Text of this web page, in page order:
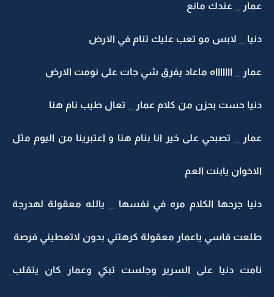
_ عندك مانع
_ لابس مو تعب عليك تنام في الارض
_ اااااااه ماعاد يفرق شي جات على نومت الارض
حست بحزن من كلام عمار _ تعال طيب نام هنا
_ تصبحي على خير انا بنام هنا و اعتبرينا من اليوم مثل
يابنت العم
جرحها الكلام مره في نفسها _ يالله معقولة لهدرجة
قاسي ياعمار معقولة كرهتني بدون لاتعطيني فرصة
دنيا على السرير وجلست تبكي وعمار كان يتقلب